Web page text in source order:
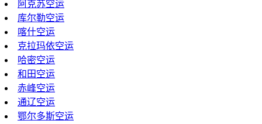
阿克苏空运
库尔勒空运
喀什空运
克拉玛依空运
哈密空运
和田空运
赤峰空运
通辽空运
鄂尔多斯空运